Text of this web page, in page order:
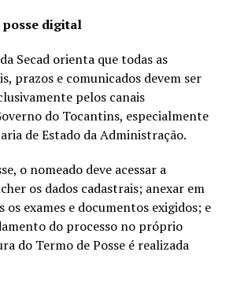
digital
Secad orienta que todas as
prazos e comunicados devem ser
pelos canais
do Tocantins, especialmente
de Estado da Administração.
o nomeado deve acessar a
os dados cadastrais; anexar em
exames e documentos exigidos; e
do processo no próprio
do Termo de Posse é realizada